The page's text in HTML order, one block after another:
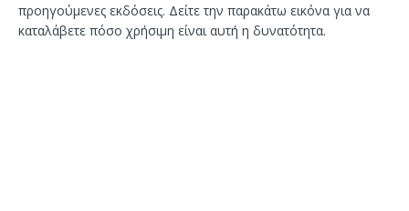
προηγούμενες εκδόσεις. Δείτε την παρακάτω εικόνα για να
καταλάβετε πόσο χρήσιμη είναι αυτή η δυνατότητα.